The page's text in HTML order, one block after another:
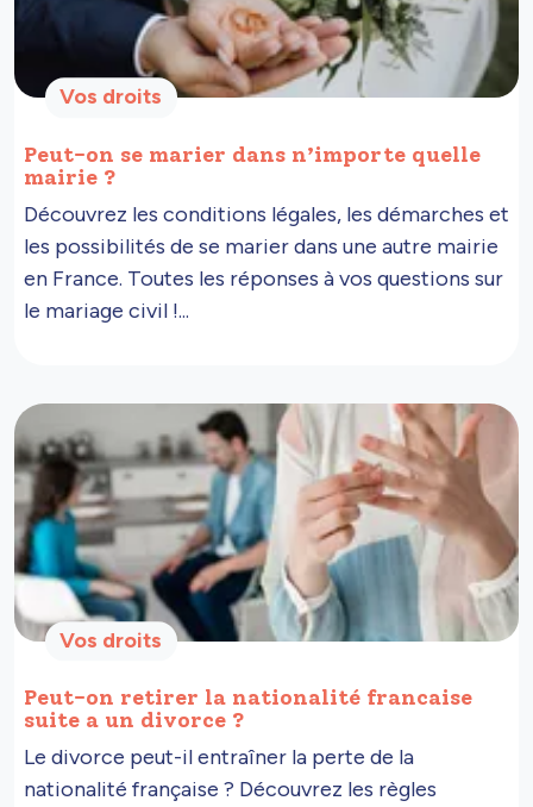
Vos droits
Peut-on se marier dans n’importe quelle
mairie ?
Découvrez les conditions légales, les démarches et
les possibilités de se marier dans une autre mairie
en France. Toutes les réponses à vos questions sur
le mariage civil !...
Vos droits
Peut-on retirer la nationalité francaise
suite a un divorce ?
Le divorce peut-il entraîner la perte de la
nationalité française ? Découvrez les règles